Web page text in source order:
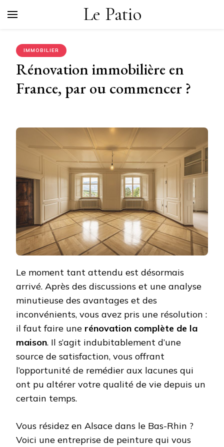
Le Patio
IMMOBILIER
Rénovation immobilière en
France, par ou commencer ?
Le moment tant attendu est désormais
arrivé. Après des discussions et une analyse
minutieuse des avantages et des
inconvénients, vous avez pris une résolution :
il faut faire une rénovation complète de la
maison. Il s’agit indubitablement d’une
source de satisfaction, vous offrant
l’opportunité de remédier aux lacunes qui
ont pu altérer votre qualité de vie depuis un
certain temps.
Vous résidez en Alsace dans le Bas-Rhin ?
Voici une entreprise de peinture qui vous